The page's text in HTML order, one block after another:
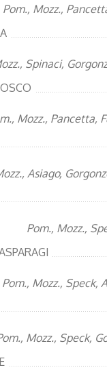
Pom., Mozz.,
Spinaci,
Mozz., Pancetta,
Asiago,
Pom., Mozz.,
Pom., Mozz., Speck,
Mozz., Speck,